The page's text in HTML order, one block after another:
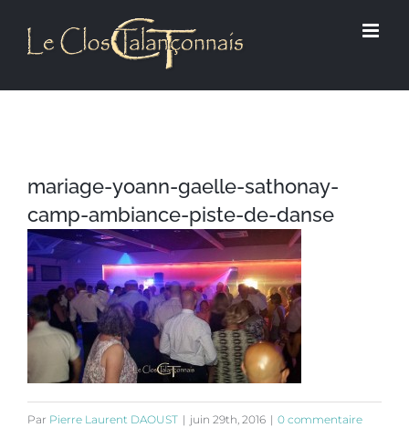
mariage-yoann-gaelle-sathonay-
camp-ambiance-piste-de-danse
Par Pierre Laurent DAOUST | juin 29th, 2016 | 0 commentaire